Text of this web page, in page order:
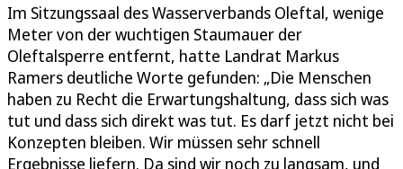
Im Sitzungssaal des Wasserverbands Oleftal, wenige
Meter von der wuchtigen Staumauer der
Oleftalsperre entfernt, hatte Landrat Markus
Ramers deutliche Worte gefunden: „Die Menschen
haben zu Recht die Erwartungshaltung, dass sich was
tut und dass sich direkt was tut. Es darf jetzt nicht bei
Konzepten bleiben. Wir müssen sehr schnell
Ergebnisse liefern. Da sind wir noch zu langsam, und